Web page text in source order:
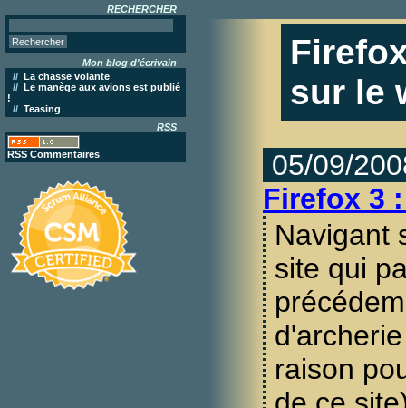
RECHERCHER
Mon blog d'écrivain
// La chasse volante
// Le manège aux avions est publié
!
// Teasing
RSS
RSS Commentaires
sur le
05/09/
Firefox 3
Navigant
site qui
raison